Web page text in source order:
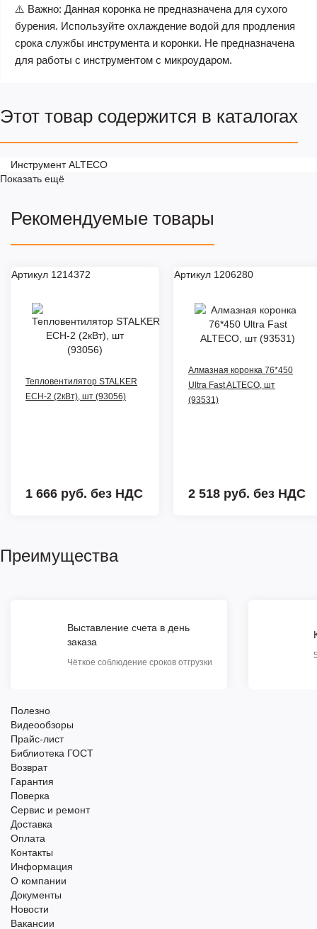
⚠️ Важно: Данная коронка не предназначена для сухого
бурения. Используйте охлаждение водой для продления
срока службы инструмента и коронки. Не предназначена
для работы с инструментом с микроударом.
Этот товар содержится в каталогах
Инструмент ALTECO
Показать ещё
Рекомендуемые товары
Артикул 1214372
Тепловентилятор STALKER
ECH-2 (2кВт), шт (93056)
1 666 руб. без НДС
Артикул 1206280
Алмазная коронка 76*450
Ultra Fast ALTECO, шт
(93531)
2 518 руб. без НДС
Преимущества
Выставление счета в день
заказа
Чёткое соблюдение сроков отгрузки
Полезно
Видеообзоры
Прайс-лист
Библиотека ГОСТ
Возврат
Гарантия
Поверка
Сервис и ремонт
Доставка
Оплата
Контакты
Информация
О компании
Документы
Новости
Вакансии